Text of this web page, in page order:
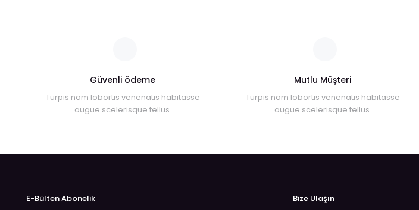
Güvenli ödeme
Turpis nam lobortis venenatis habitasse
augue scelerisque tellus.
Mutlu Müşteri
Turpis nam lobortis venenatis habitasse
augue scelerisque tellus.
E-Bülten Abonelik Bize Ulaşın